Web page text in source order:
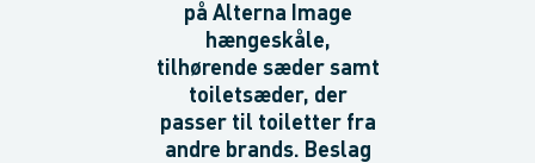
på Alterna Image
hængeskåle,
tilhørende sæder samt
toiletsæder, der
passer til toiletter fra
andre brands. Beslag